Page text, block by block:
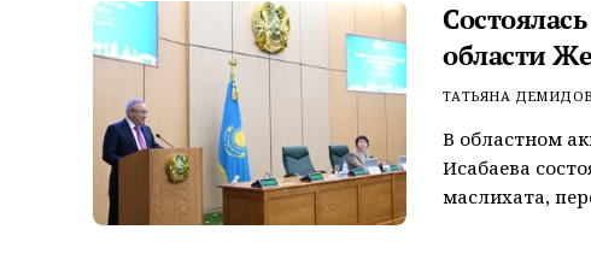
области
ТАТЬЯНА
В областном
Исабаева
маслихата,